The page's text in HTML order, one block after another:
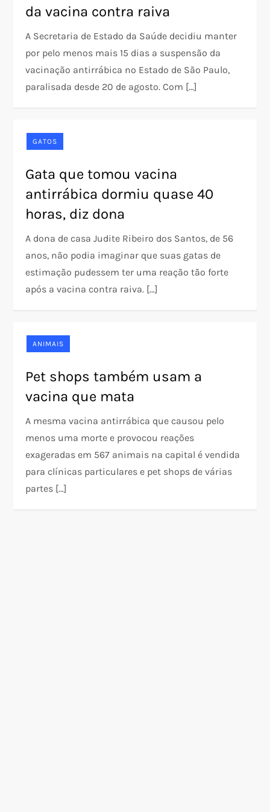
da vacina contra raiva
A Secretaria de Estado da Saúde decidiu manter
por pelo menos mais 15 dias a suspensão da
vacinação antirrábica no Estado de São Paulo,
paralisada desde 20 de agosto. Com […]
GATOS
Gata que tomou vacina
antirrábica dormiu quase 40
horas, diz dona
A dona de casa Judite Ribeiro dos Santos, de 56
anos, não podia imaginar que suas gatas de
estimação pudessem ter uma reação tão forte
após a vacina contra raiva. […]
ANIMAIS
Pet shops também usam a
vacina que mata
A mesma vacina antirrábica que causou pelo
menos uma morte e provocou reações
exageradas em 567 animais na capital é vendida
para clínicas particulares e pet shops de várias
partes […]